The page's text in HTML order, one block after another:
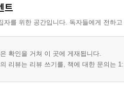
교환적 변경과 재소금지 96
명의신탁과 임대인지위승계 및 변론
종결 뒤 승계인에 대한 예외 판례 107
채권자대위소송 및 기판력 110
트
자를 위한 공간입니다. 독자들에게 전하
확인을 거쳐 이 곳에 게재됩니다.
리뷰는 리뷰 쓰기를, 책에 대한 문의는